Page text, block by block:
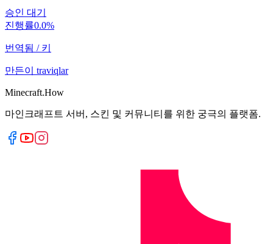
승인 대기
진행률0.0%
번역됨 / 키
만든이 traviqlar
Minecraft.How
마인크래프트 서버, 스킨 및 커뮤니티를 위한 궁극의 플랫폼.